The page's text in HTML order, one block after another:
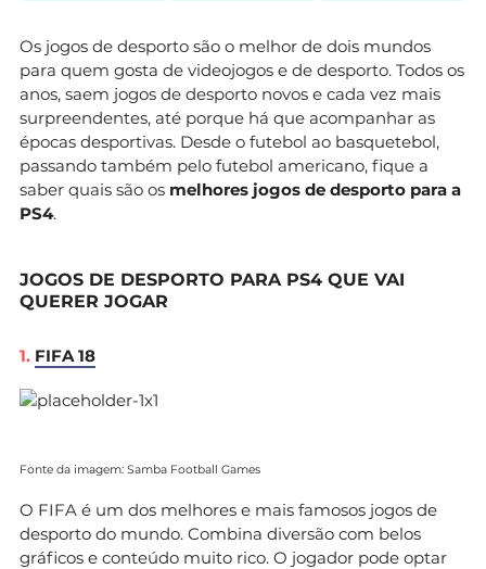
Os jogos de desporto são o melhor de dois mundos
para quem gosta de videojogos e de desporto. Todos os
anos, saem jogos de desporto novos e cada vez mais
surpreendentes, até porque há que acompanhar as
épocas desportivas. Desde o futebol ao basquetebol,
passando também pelo futebol americano, fique a
saber quais são os melhores jogos de desporto para a
PS4.
JOGOS DE DESPORTO PARA PS4 QUE VAI
QUERER JOGAR
1. FIFA 18
Fonte da imagem: Samba Football Games
O FIFA é um dos melhores e mais famosos jogos de
desporto do mundo. Combina diversão com belos
gráficos e conteúdo muito rico. O jogador pode optar